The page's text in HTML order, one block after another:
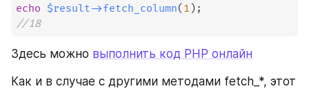
echo $result->fetch_column( 1 ) ;
//18
Здесь можно выполнить код PHP онлайн
Как и в случае с другими методами fetch_*, этот